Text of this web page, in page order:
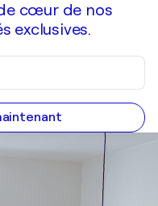
cœur de nos
exclusives.